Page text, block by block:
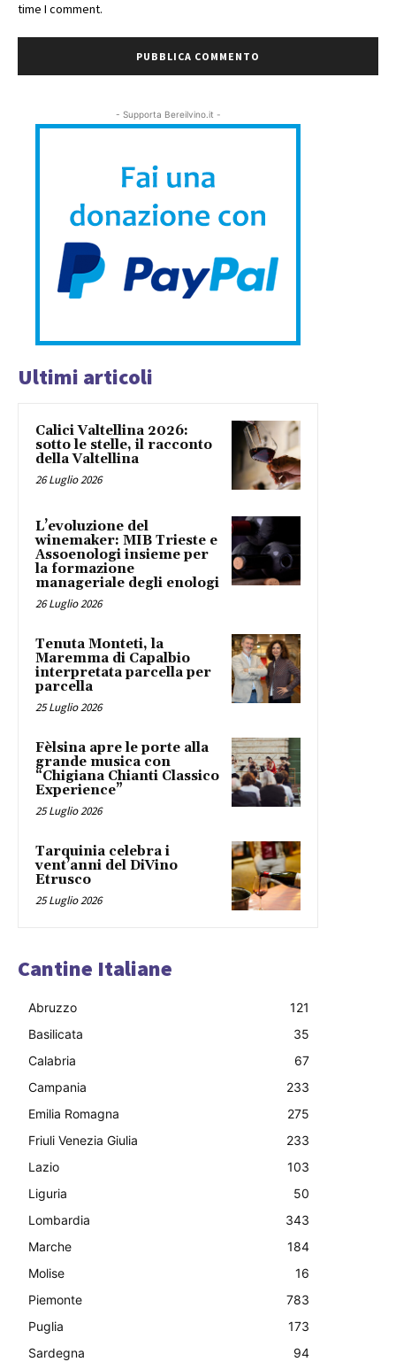
time I comment.
- Supporta Bereilvino.it -
Ultimi articoli
Calici Valtellina 2026:
sotto le stelle, il racconto
della Valtellina
26 Luglio 2026
L’evoluzione del
winemaker: MIB Trieste e
Assoenologi insieme per
la formazione
manageriale degli enologi
26 Luglio 2026
Tenuta Monteti, la
Maremma di Capalbio
interpretata parcella per
parcella
25 Luglio 2026
Fèlsina apre le porte alla
grande musica con
“Chigiana Chianti Classico
Experience”
25 Luglio 2026
Tarquinia celebra i
vent’anni del DiVino
Etrusco
25 Luglio 2026
Cantine Italiane
Abruzzo
121
Basilicata
35
Calabria
67
Campania
233
Emilia Romagna
275
Friuli Venezia Giulia
233
Lazio
103
Liguria
50
Lombardia
343
Marche
184
Molise
16
Piemonte
783
Puglia
173
Sardegna
94